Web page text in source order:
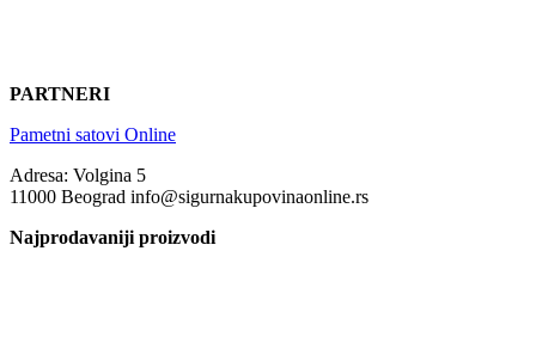
PARTNERI
Pametni satovi Online
Adresa: Volgina 5
11000 Beograd info@sigurnakupovinaonline.rs
Najprodavaniji proizvodi